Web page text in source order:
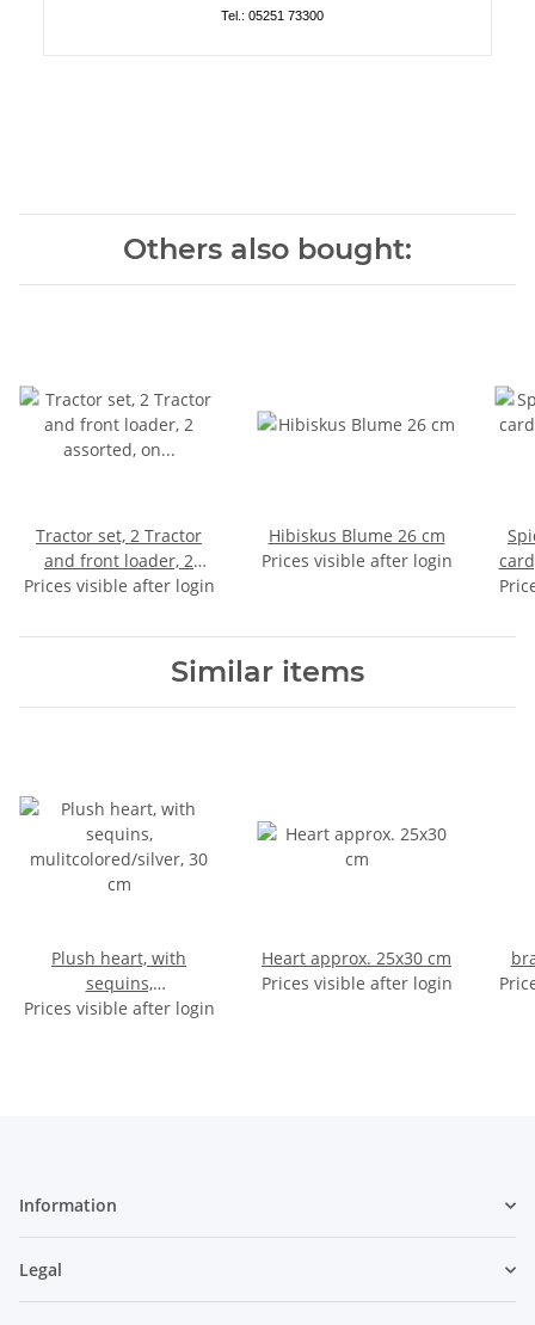
Tel.: 05251 73300
Others also bought:
Tractor set, 2 Tractor
and front loader, 2
assorted, on card, 37 x
DISCONTINUING SALE
Prices visible after login
Hibiskus Blume 26 cm
Prices visible after login
Similar items
Plush heart, with
sequins,
mulitcolored/silver, 30
Prices visible after login
Heart approx. 25x30 cm
Prices visible after login
Information
Legal